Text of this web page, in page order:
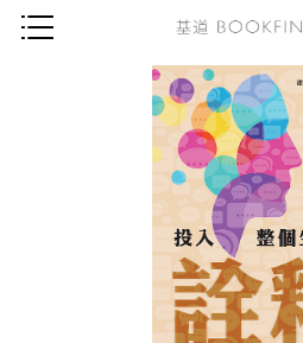
神學／教義
讀經／研經
靈修／禱告